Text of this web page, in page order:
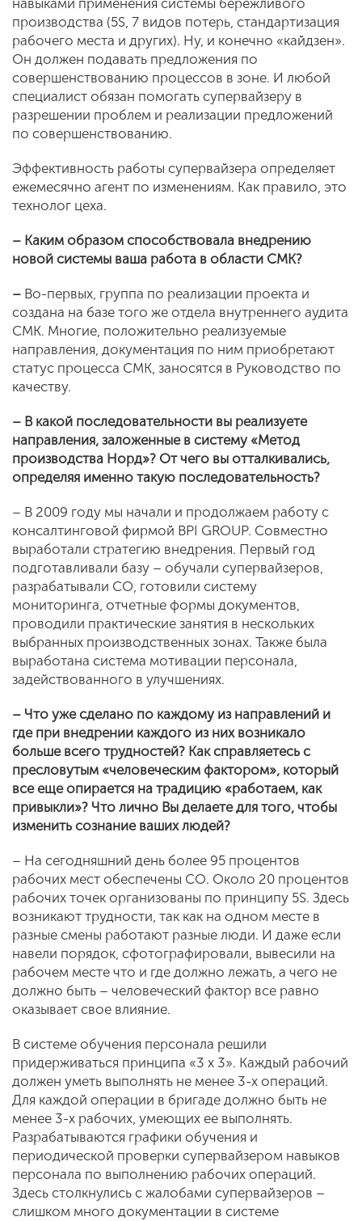
навыками применения системы бережливого
производства (5S, 7 видов потерь, стандартизация
рабочего места и других). Ну, и конечно «кайдзен».
Он должен подавать предложения по
совершенствованию процессов в зоне. И любой
специалист обязан помогать супервайзеру в
разрешении проблем и реализации предложений
по совершенствованию.
Эффективность работы супервайзера определяет
ежемесячно агент по изменениям. Как правило, это
технолог цеха.
– Каким образом способствовала внедрению
новой системы ваша работа в области СМК?
– Во-первых, группа по реализации проекта и
создана на базе того же отдела внутреннего аудита
СМК. Многие, положительно реализуемые
направления, документация по ним приобретают
статус процесса СМК, заносятся в Руководство по
качеству.
– В какой последовательности вы реализуете
направления, заложенные в систему «Метод
производства Норд»? От чего вы отталкивались,
определяя именно такую последовательность?
– В 2009 году мы начали и продолжаем работу с
консалтинговой фирмой BPI GROUP. Совместно
выработали стратегию внедрения. Первый год
подготавливали базу – обучали супервайзеров,
разрабатывали СО, готовили систему
мониторинга, отчетные формы документов,
проводили практические занятия в нескольких
выбранных производственных зонах. Также была
выработана система мотивации персонала,
задействованного в улучшениях.
– Что уже сделано по каждому из направлений и
где при внедрении каждого из них возникало
больше всего трудностей? Как справляетесь с
пресловутым «человеческим фактором», который
все еще опирается на традицию «работаем, как
привыкли»? Что лично Вы делаете для того, чтобы
изменить сознание ваших людей?
– На сегодняшний день более 95 процентов
рабочих мест обеспечены СО. Около 20 процентов
рабочих точек организованы по принципу 5S. Здесь
возникают трудности, так как на одном месте в
разные смены работают разные люди. И даже если
навели порядок, сфотографировали, вывесили на
рабочем месте что и где должно лежать, а чего не
должно быть – человеческий фактор все равно
оказывает свое влияние.
В системе обучения персонала решили
придерживаться принципа «3 х 3». Каждый рабочий
должен уметь выполнять не менее 3-х операций.
Для каждой операции в бригаде должно быть не
менее 3-х рабочих, умеющих ее выполнять.
Разрабатываются графики обучения и
периодической проверки супервайзером навыков
персонала по выполнению рабочих операций.
Здесь столкнулись с жалобами супервайзеров –
слишком много документации в системе